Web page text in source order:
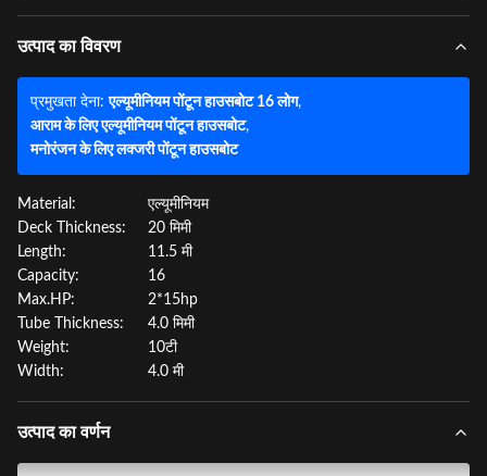
उत्पाद का विवरण
प्रमुखता देना: एल्यूमीनियम पोंटून हाउसबोट 16 लोग,
आराम के लिए एल्यूमीनियम पोंटून हाउसबोट,
मनोरंजन के लिए लक्जरी पोंटून हाउसबोट
Material:
एल्यूमीनियम
Deck Thickness:
20 मिमी
Length:
11.5 मी
Capacity:
16
Max.HP:
2*15hp
Tube Thickness:
4.0 मिमी
Weight:
10टी
Width:
4.0 मी
उत्पाद का वर्णन